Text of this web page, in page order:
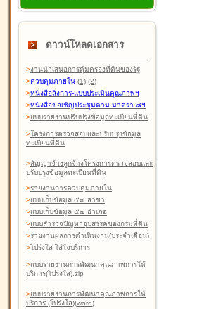
ดาวน์โหลดเอกสาร
>งานนำเสนอการคุ้มครองที่ดินของรัฐ
>ควบคุมภายใน (1) (2)
>หนังสือสังการ-แบบประเมินคุณภาพฯ
>หนังสือขอเชิญประชุมตาม มาตรา ๘ฯ
>แบบรายงานปรับปรุงข้อมูลทะเบียนที่ดิน
>โครงการตรวจสอบและปรับปรุงข้อมูล
ทะเบียนที่ดิน
>สัญญาจ้างลูกจ้างโครงการตรวจสอบและ
ปรับปรุงข้อมูลทะเบียนที่ดิน
>รายงานการควบคุมภายใน
>แบบเก็บข้อมูล ๕๗ สาขา
>แบบเก็บข้อมูล ๕๗ อำเภอ
>แบบสำรวจปัญหาอุปสรรคของกรมที่ดิน
>รายงานผลการดำเนินงาน(ประจำเดือน)
>โปร่งใส ใส่ใจบริการ
>แบบรายงานการพัฒนาคุณภาพการให้
บริการ(โปร่งใส).zip
>แบบรายงานการพัฒนาคุณภาพการให้
บริการ (โปร่งใส)(word)